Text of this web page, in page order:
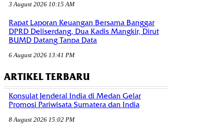
3 August 2026 10:15 AM
Rapat Laporan Keuangan Bersama Banggar
DPRD Deliserdang, Dua Kadis Mangkir, Dirut
BUMD Datang Tanpa Data
6 August 2026 13:41 PM
ARTIKEL TERBARU
Konsulat Jenderal India di Medan Gelar
Promosi Pariwisata Sumatera dan India
8 August 2026 15:02 PM